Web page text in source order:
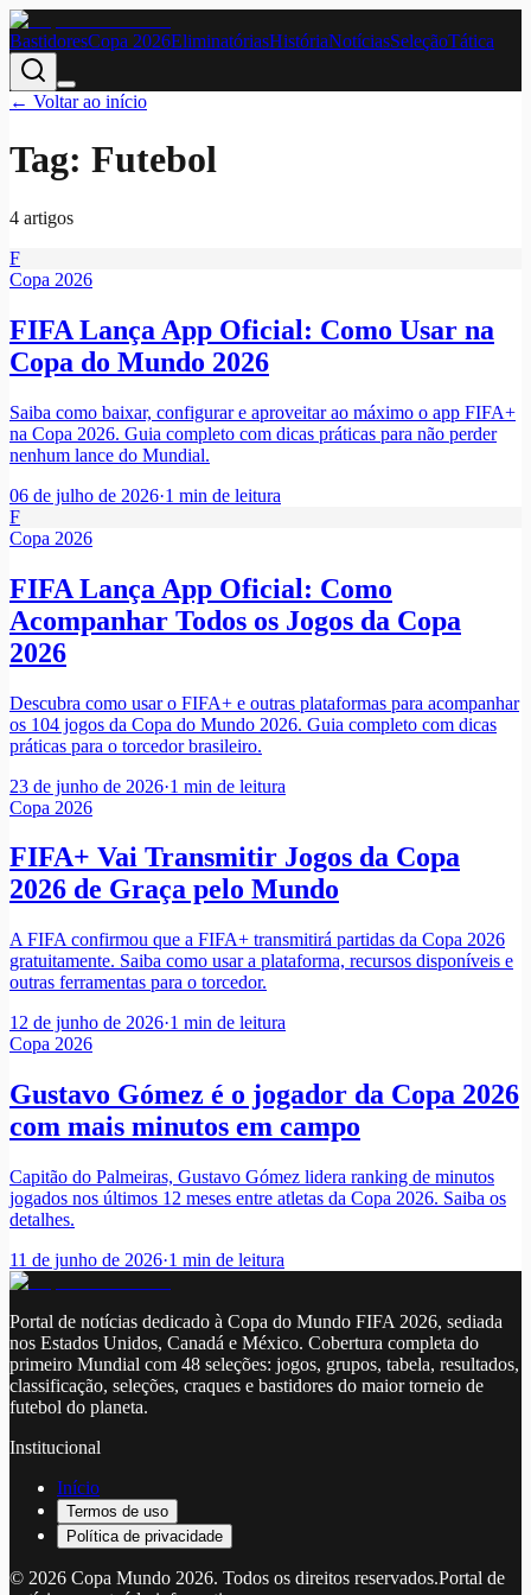
BastidoresCopa 2026EliminatóriasHistóriaNotíciasSeleçãoTática
← Voltar ao início
Tag: Futebol
4 artigos
F
Copa 2026
FIFA Lança App Oficial: Como Usar na
Copa do Mundo 2026
Saiba como baixar, configurar e aproveitar ao máximo o app FIFA+
na Copa 2026. Guia completo com dicas práticas para não perder
nenhum lance do Mundial.
06 de julho de 2026·1 min de leitura
F
Copa 2026
FIFA Lança App Oficial: Como
Acompanhar Todos os Jogos da Copa
2026
Descubra como usar o FIFA+ e outras plataformas para acompanhar
os 104 jogos da Copa do Mundo 2026. Guia completo com dicas
práticas para o torcedor brasileiro.
23 de junho de 2026·1 min de leitura
Copa 2026
FIFA+ Vai Transmitir Jogos da Copa
2026 de Graça pelo Mundo
A FIFA confirmou que a FIFA+ transmitirá partidas da Copa 2026
gratuitamente. Saiba como usar a plataforma, recursos disponíveis e
outras ferramentas para o torcedor.
12 de junho de 2026·1 min de leitura
Copa 2026
Gustavo Gómez é o jogador da Copa 2026
com mais minutos em campo
Capitão do Palmeiras, Gustavo Gómez lidera ranking de minutos
jogados nos últimos 12 meses entre atletas da Copa 2026. Saiba os
detalhes.
11 de junho de 2026·1 min de leitura
Portal de notícias dedicado à Copa do Mundo FIFA 2026, sediada
nos Estados Unidos, Canadá e México. Cobertura completa do
primeiro Mundial com 48 seleções: jogos, grupos, tabela, resultados,
classificação, seleções, craques e bastidores do maior torneio de
futebol do planeta.
Institucional
Início
Termos de uso
Política de privacidade
© 2026 Copa Mundo 2026. Todos os direitos reservados.Portal de